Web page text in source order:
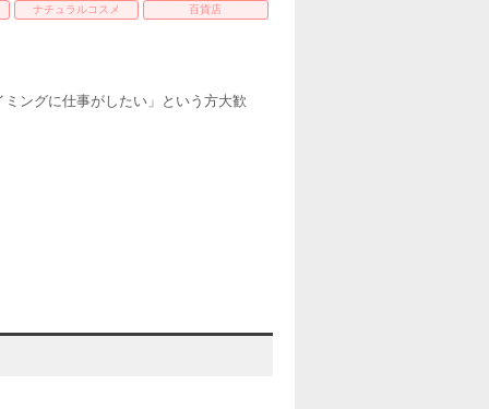
ナチュラルコスメ
百貨店
ングに仕事がしたい」という方大歓